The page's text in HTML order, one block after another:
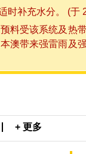
时补充水分。 (于
料受该系统及热
带来强雷雨及
+ 更多